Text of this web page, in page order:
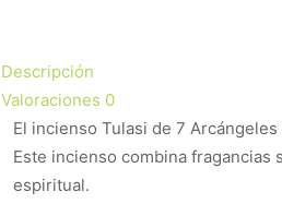
Descripción
Valoraciones 0
El incienso Tulasi de 7
Este incienso combina fragancias
espiritual.